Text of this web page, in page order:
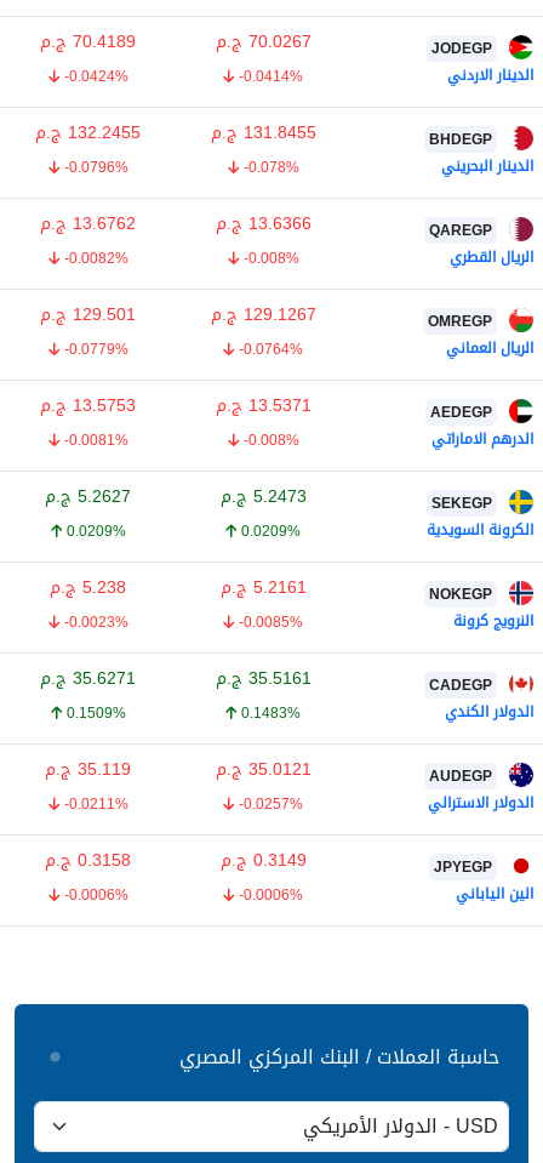
JODEGP
الدينار الاردني
70.0267 ج.م
-0.0414%
70.4189 ج.م
-0.0424%
BHDEGP
الدينار البحريني
131.8455 ج.م
-0.078%
132.2455 ج.م
-0.0796%
QAREGP
الريال القطري
13.6366 ج.م
-0.008%
13.6762 ج.م
-0.0082%
OMREGP
الريال العماني
129.1267 ج.م
-0.0764%
129.501 ج.م
-0.0779%
AEDEGP
الدرهم الاماراتي
13.5371 ج.م
-0.008%
13.5753 ج.م
-0.0081%
SEKEGP
الكرونة السويدية
5.2473 ج.م
0.0209%
5.2627 ج.م
0.0209%
NOKEGP
النرويج كرونة
5.2161 ج.م
-0.0085%
5.238 ج.م
-0.0023%
CADEGP
الدولار الكندي
35.5161 ج.م
0.1483%
35.6271 ج.م
0.1509%
AUDEGP
الدولار الاسترالي
35.0121 ج.م
-0.0257%
35.119 ج.م
-0.0211%
JPYEGP
الين الياباني
0.3149 ج.م
-0.0006%
0.3158 ج.م
-0.0006%
حاسبة العملات / البنك المركزي المصري